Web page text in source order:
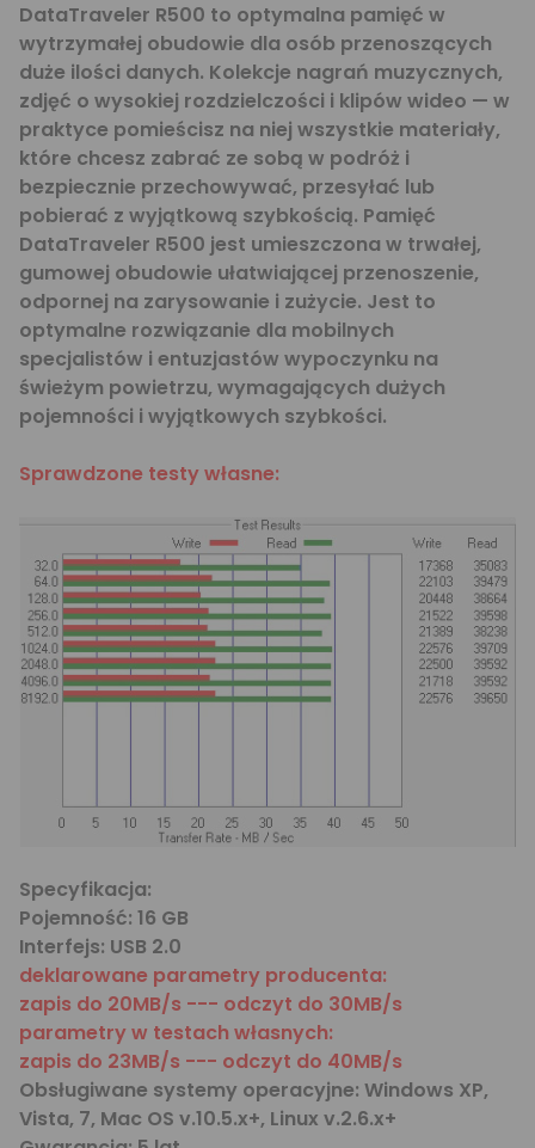
DataTraveler R500 to optymalna pamięć w
wytrzymałej obudowie dla osób przenoszących
duże ilości danych. Kolekcje nagrań muzycznych,
zdjęć o wysokiej rozdzielczości i klipów wideo — w
praktyce pomieścisz na niej wszystkie materiały,
które chcesz zabrać ze sobą w podróż i
bezpiecznie przechowywać, przesyłać lub
pobierać z wyjątkową szybkością. Pamięć
DataTraveler R500 jest umieszczona w trwałej,
gumowej obudowie ułatwiającej przenoszenie,
odpornej na zarysowanie i zużycie. Jest to
optymalne rozwiązanie dla mobilnych
specjalistów i entuzjastów wypoczynku na
świeżym powietrzu, wymagających dużych
pojemności i wyjątkowych szybkości.
Sprawdzone testy własne:
Specyfikacja:
Pojemność: 16 GB
Interfejs: USB 2.0
deklarowane parametry producenta:
zapis do 20MB/s --- odczyt do 30MB/s
parametry w testach własnych:
zapis do 23MB/s --- odczyt do 40MB/s
Obsługiwane systemy operacyjne: Windows XP,
Vista, 7, Mac OS v.10.5.x+, Linux v.2.6.x+